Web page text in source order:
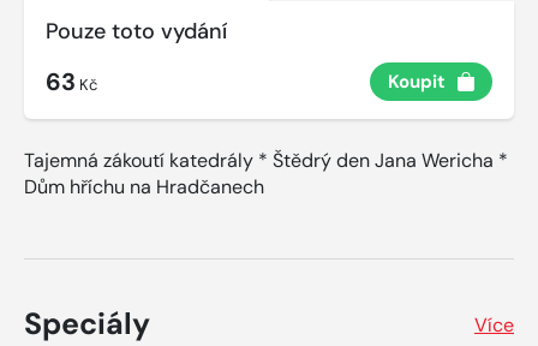
Pouze toto vydání
63 Kč Koupit
Tajemná zákoutí katedrály * Štědrý den Jana Wericha *
Dům hříchu na Hradčanech
Speciály Více